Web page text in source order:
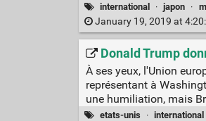
international · japon ·
January 19, 2019 at
Donald Trump
À ses yeux, l'Union
représentant à
une humiliation, mais
etats-unis · international